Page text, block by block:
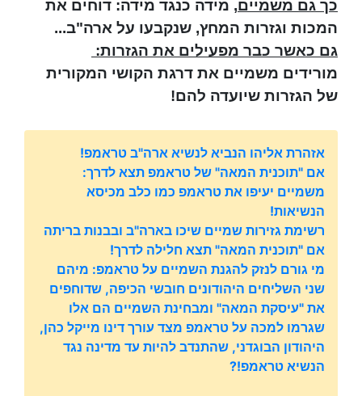
כך גם משמיים, מידה כנגד מידה: דוחים את
המכות וגזרות המחץ, שנקבעו על ארה"ב...
גם כאשר כבר מפעילים את הגזרות:
מורידים משמיים את דרגת הקושי המקורית
של הגזרות שיועדה להם!
אזהרת אליהו הנביא לנשיא ארה"ב טראמפ!
אם "תוכנית המאה" של טראמפ תצא לדרך:
משמיים יעיפו את טראמפ כמו כלב מכיסא
הנשיאות!
רשימת גזירות שמיים שיכו בארה"ב ובבנות בריתה
אם "תוכנית המאה" תצא חלילה לדרך!
מי גורם לנזק להגנת השמיים על טראמפ: מיהם
שני השליחים היהודונים חובשי הכיפה, שדוחפים
את "עיסקת המאה" ומבחינת השמיים הם אלו
שגרמו למכה על טראמפ מצד עורך דינו מייקל כהן,
היהודון הבוגדני, שהתנדב להיות עד מדינה נגד
הנשיא טראמפ!?